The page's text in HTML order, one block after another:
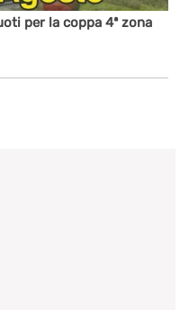
per la coppa 4ª zona